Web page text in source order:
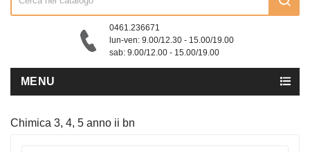
0461.236671
lun-ven: 9.00/12.30 - 15.00/19.00
sab: 9.00/12.00 - 15.00/19.00
MENU
Chimica 3, 4, 5 anno ii bn